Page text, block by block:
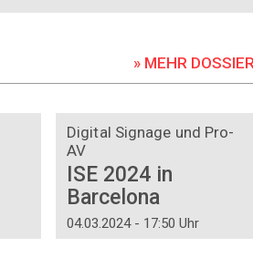
» MEHR
Digital Signage und Pro-
AV
ISE 2024 in
Barcelona
04.03.2024 - 17:50 Uhr